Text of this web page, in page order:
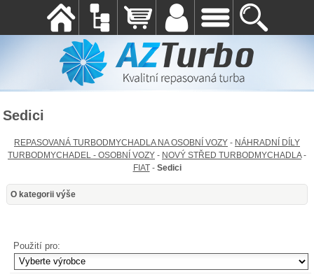
Sedici
REPASOVANÁ TURBODMYCHADLA NA OSOBNÍ VOZY - NÁHRADNÍ DÍLY
TURBODMYCHADEL - OSOBNÍ VOZY - NOVÝ STŘED TURBODMYCHADLA-
FIAT- Sedici
O kategorii výše
Použití pro: